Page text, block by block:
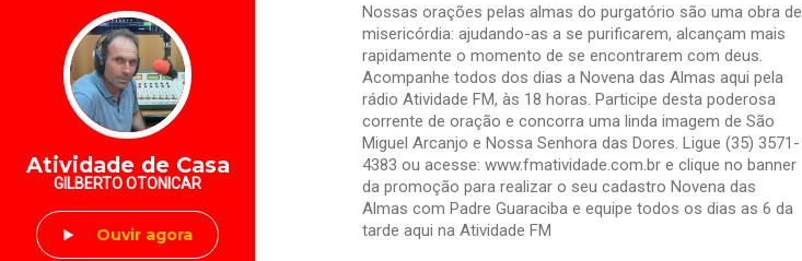
Atividade de Casa
GILBERTO OTONICAR
Ouvir agora
Nossas orações pelas almas do purgatório são uma obra de
misericórdia: ajudando-as a se purificarem, alcançam mais
rapidamente o momento de se encontrarem com deus.
Acompanhe todos dos dias a Novena das Almas aqui pela
rádio Atividade FM, às 18 horas. Participe desta poderosa
corrente de oração e concorra uma linda imagem de São
Miguel Arcanjo e Nossa Senhora das Dores. Ligue (35) 3571-
4383 ou acesse: www.fmatividade.com.br e clique no banner
da promoção para realizar o seu cadastro Novena das
Almas com Padre Guaraciba e equipe todos os dias as 6 da
tarde aqui na Atividade FM